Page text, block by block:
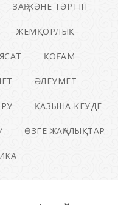
ЗАҢ ЖӘНЕ ТӘРТІП
ЖЕМҚОРЛЫҚ
ҚОҒАМ
ӘЛЕУМЕТ
ҚАЗЫНА КЕУДЕ
ӨЗГЕ ЖАҢАЛЫҚТАР